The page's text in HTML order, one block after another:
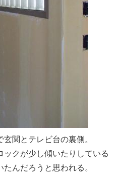
関とテレビ台の裏側。
ックが少し傾いたりしている
んだろうと思われる。